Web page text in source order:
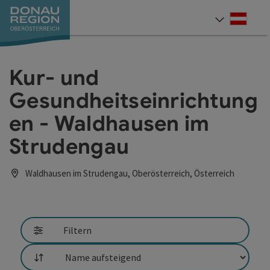
Zum Inhalt
Zur Navigation
Zum Seitenanfang
Zur Kontaktseite
Zum Impressum
Zur Startseite
Kur- und
Gesundheitseinrichtung
en - Waldhausen im
Strudengau
Waldhausen im Strudengau, Oberösterreich, Österreich
Filtern
Sortierung